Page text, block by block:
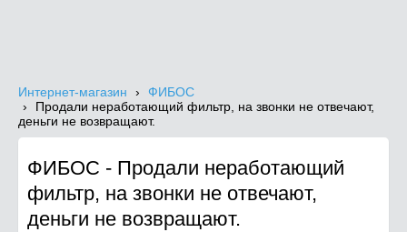
Интернет-магазин
ФИБОС
Продали неработающий фильтр, на звонки не отвечают,
деньги не возвращают.
ФИБОС - Продали неработающий
фильтр, на звонки не отвечают,
деньги не возвращают.